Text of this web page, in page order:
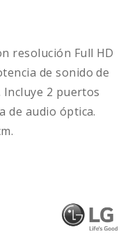
resolución Full HD
de sonido de
Incluye 2 puertos
de audio óptica.